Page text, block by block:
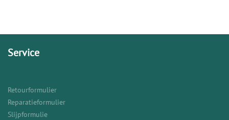
Service
Retourformulier
Reparatieformulier
Slijpformulie